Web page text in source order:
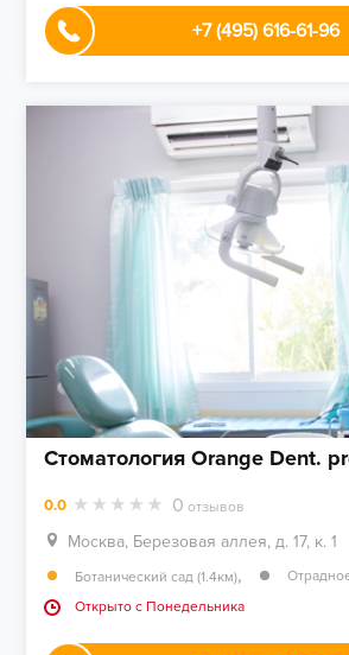
+7 (495) 616-61-96
Стоматология Orange Dent.
0.0 0 отзывов
Москва, Березовая аллея, д. 17, к. 1
Ботанический сад (1.4км),
Открыто c Понедельника